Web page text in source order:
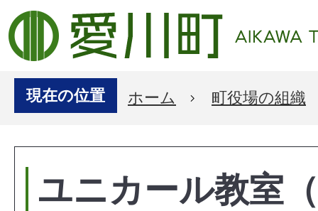
現在の位置 ホーム 町役場の組織
ユニカール教室